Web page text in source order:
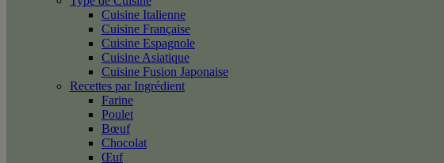
Cuisine Italienne
Cuisine Française
Cuisine Espagnole
Cuisine Asiatique
Cuisine Fusion Japonaise
Recettes par Ingrédient
Farine
Poulet
Bœuf
Chocolat
Œuf